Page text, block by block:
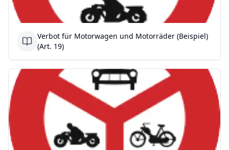
Verbot für Motorwagen und Motorräder (Beispiel)
(Art. 19)